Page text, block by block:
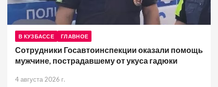
В КУЗБАССЕ ГЛАВНОЕ
Сотрудники Госавтоинспекции оказали помощь
мужчине, пострадавшему от укуса гадюки
4 августа 2026 г.